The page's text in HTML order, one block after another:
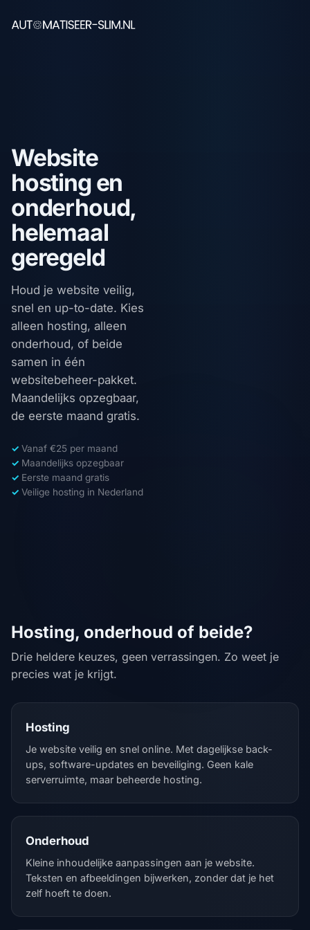
Website
hosting en
onderhoud,
helemaal
geregeld
Houd je website veilig,
snel en up-to-date. Kies
alleen hosting, alleen
onderhoud, of beide
samen in één
websitebeheer-pakket.
Maandelijks opzegbaar,
de eerste maand gratis.
Vanaf €25 per maand
Maandelijks opzegbaar
Eerste maand gratis
Veilige hosting in Nederland
Hosting, onderhoud of beide?
Drie heldere keuzes, geen verrassingen. Zo weet je
precies wat je krijgt.
Hosting
Je website veilig en snel online. Met dagelijkse back-
ups, software-updates en beveiliging. Geen kale
serverruimte, maar beheerde hosting.
Onderhoud
Kleine inhoudelijke aanpassingen aan je website.
Teksten en afbeeldingen bijwerken, zonder dat je het
zelf hoeft te doen.